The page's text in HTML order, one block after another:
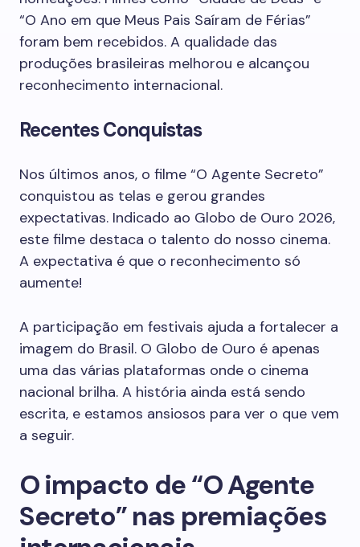
“O Ano em que Meus Pais Saíram de Férias”
foram bem recebidos. A qualidade das
produções brasileiras melhorou e alcançou
reconhecimento internacional.
Recentes Conquistas
Nos últimos anos, o filme “O Agente Secreto”
conquistou as telas e gerou grandes
expectativas. Indicado ao Globo de Ouro 2026,
este filme destaca o talento do nosso cinema.
A expectativa é que o reconhecimento só
aumente!
A participação em festivais ajuda a fortalecer a
imagem do Brasil. O Globo de Ouro é apenas
uma das várias plataformas onde o cinema
nacional brilha. A história ainda está sendo
escrita, e estamos ansiosos para ver o que vem
a seguir.
O impacto de “O Agente
Secreto” nas premiações